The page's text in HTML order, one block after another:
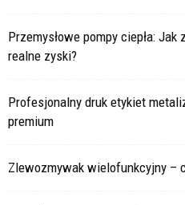
Przemysłowe pompy ciepła:
realne zyski?
Profesjonalny druk etykiet
premium
Zlewozmywak wielofunkcyjny –